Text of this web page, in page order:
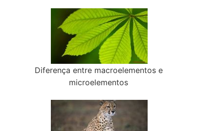
Diferença entre macroelementos e
microelementos